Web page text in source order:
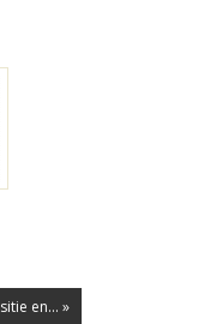
en... »